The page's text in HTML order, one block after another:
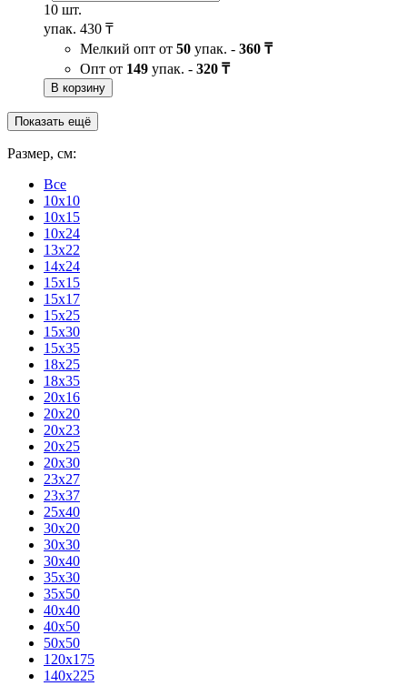
10 шт.
упак. 430 ₸
Мелкий опт от 50 упак. - 360 ₸
Опт от 149 упак. - 320 ₸
В корзину
Показать ещё
Размер, см:
Все
10x10
10x15
10x24
13x22
14x24
15x15
15x17
15x25
15x30
15x35
18x25
18x35
20x16
20x20
20x23
20x25
20x30
23x27
23x37
25x40
30x20
30x30
30x40
35x30
35x50
40x40
40x50
50x50
120х175
140х225